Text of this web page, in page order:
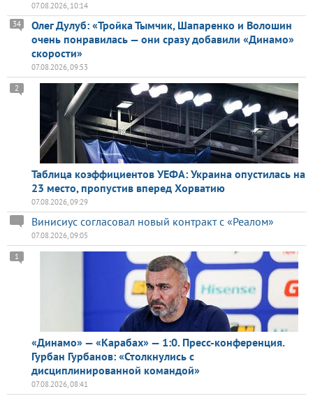
07.08.2026, 10:14
Олег Дулуб: «Тройка Тымчик, Шапаренко и Волошин
очень понравилась — они сразу добавили «Динамо»
скорости»
34
07.08.2026, 09:53
Таблица коэффициентов УЕФА: Украина опустилась на
23 место, пропустив вперед Хорватию
2
07.08.2026, 09:29
Винисиус согласовал новый контракт с «Реалом»
07.08.2026, 09:05
«Динамо» — «Карабах» — 1:0. Пресс-конференция.
Гурбан Гурбанов: «Столкнулись с
дисциплинированной командой»
1
07.08.2026, 08:41